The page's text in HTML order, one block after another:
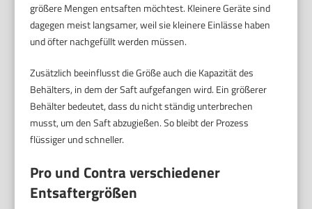
größere Mengen entsaften möchtest. Kleinere Geräte sind
dagegen meist langsamer, weil sie kleinere Einlässe haben
und öfter nachgefüllt werden müssen.
Zusätzlich beeinflusst die Größe auch die Kapazität des
Behälters, in dem der Saft aufgefangen wird. Ein größerer
Behälter bedeutet, dass du nicht ständig unterbrechen
musst, um den Saft abzugießen. So bleibt der Prozess
flüssiger und schneller.
Pro und Contra verschiedener
Entsaftergrößen